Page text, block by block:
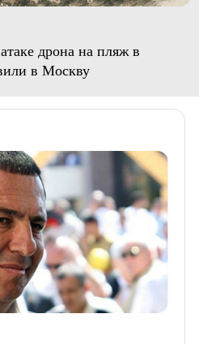
дрона на пляж в
в Москву